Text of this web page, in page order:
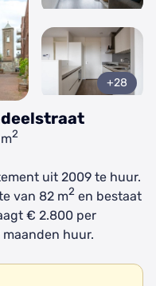
2
+28
uit 2009 te huur.
van 82 m2 en bestaat
€ 2.800 per
huur.